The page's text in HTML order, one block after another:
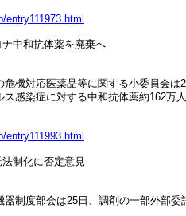
中和抗体薬を廃棄へ
機対応医薬品等に関する小委員会は
感染症に対する中和抗体薬約162万
制化に否定意見
制度部会は25日、調剤の一部外部委